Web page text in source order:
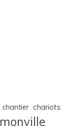
chantier chariots